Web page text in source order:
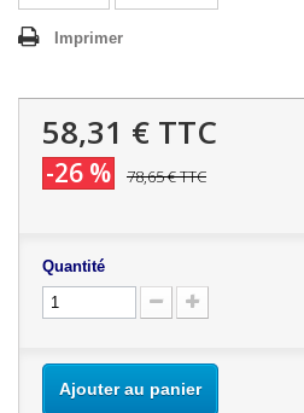
Imprimer
58,31 € TTC
-26 % 78,65 €TTC
Quantité
Ajouter au panier